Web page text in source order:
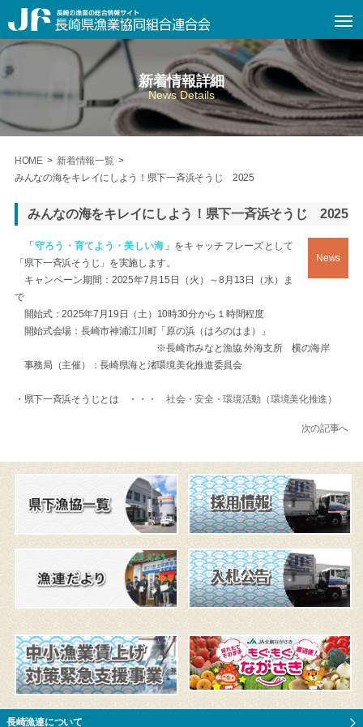
新着情報詳細
News Details
HOME> 新着情報一覧>
みんなの海をキレイにしよう！県下一斉浜そうじ 2025
みんなの海をキレイにしよう！県下一斉浜そうじ 2025
News
「守ろう・育てよう・美しい海」 をキャッチフレーズとして
「県下一斉浜そうじ」を実施します。
キャンペーン期間：2025年7月15日（火）～8月13日（水）ま
で
開始式：2025年7月19日（土）10時30分から１時間程度
開始式会場：長崎市神浦江川町「原の浜（はろのはま）」
※長崎市みなと漁協 外海支所 横の海岸
事務局（主催）：長崎県海と渚環境美化推進委員会
・県下一斉浜そうじとは ・・・社会・安全・環境活動（環境美化推進）
次の記事へ
長崎漁連について